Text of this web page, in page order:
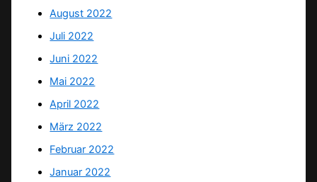
August 2022
Juli 2022
Juni 2022
Mai 2022
April 2022
März 2022
Februar 2022
Januar 2022